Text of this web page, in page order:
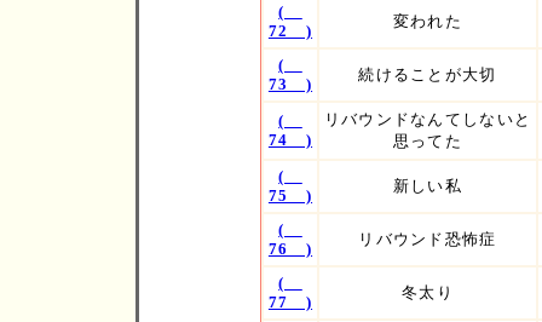
(
72 )
変われた
(
73 )
続けることが大切
(
74 )
リバウンドなんてしないと
思ってた
(
75 )
新しい私
(
76 )
リバウンド恐怖症
(
77 )
冬太り